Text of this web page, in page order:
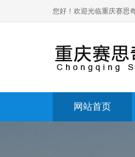
您好！欢迎光临重庆赛思
网站首页